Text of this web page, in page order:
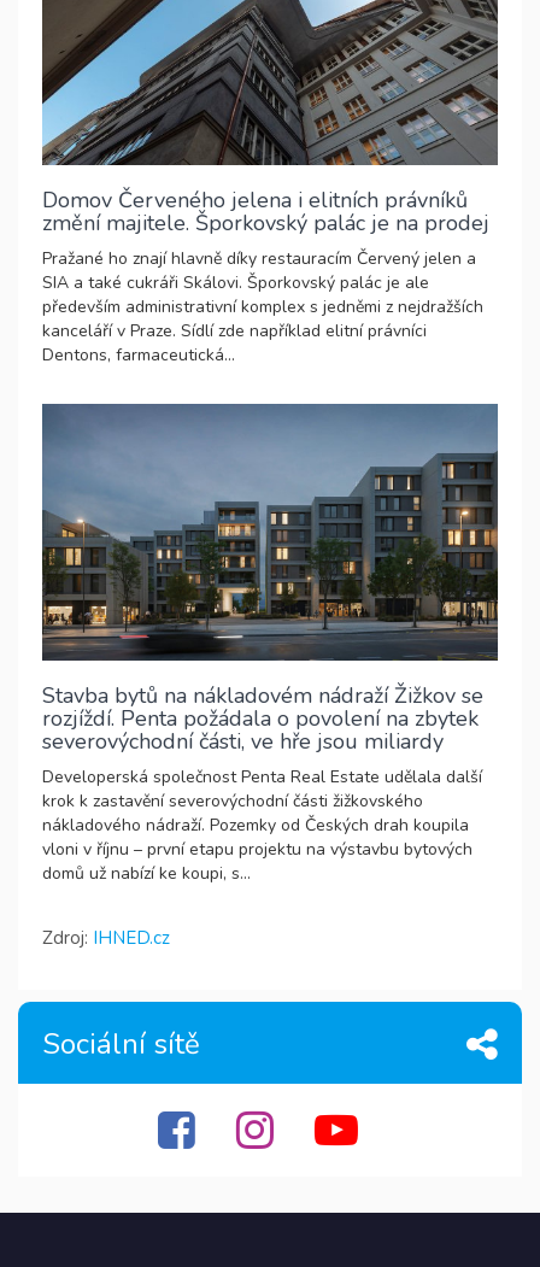
Domov Červeného jelena i elitních právníků
změní majitele. Šporkovský palác je na prodej
Pražané ho znají hlavně díky restauracím Červený jelen a
SIA a také cukráři Skálovi. Šporkovský palác je ale
především administrativní komplex s jedněmi z nejdražších
kanceláří v Praze. Sídlí zde například elitní právníci
Dentons, farmaceutická...
Stavba bytů na nákladovém nádraží Žižkov se
rozjíždí. Penta požádala o povolení na zbytek
severovýchodní části, ve hře jsou miliardy
Developerská společnost Penta Real Estate udělala další
krok k zastavění severovýchodní části žižkovského
nákladového nádraží. Pozemky od Českých drah koupila
vloni v říjnu – první etapu projektu na výstavbu bytových
domů už nabízí ke koupi, s...
Zdroj: IHNED.cz
Sociální sítě